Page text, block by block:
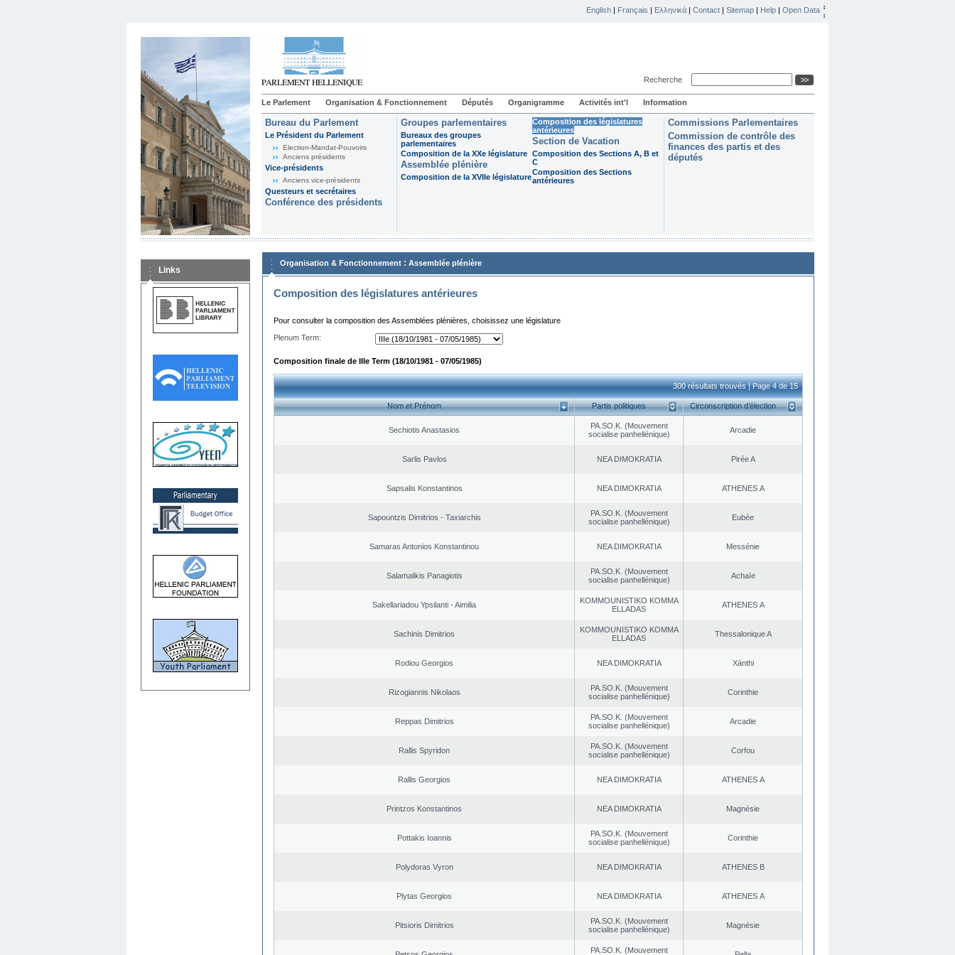
English | Français | Ελληνικά | Contact | Sitemap | Help | Open Data
Recherche
Le Parlement Organisation & Fonctionnement Députés Organigramme Activités int'l Information
Bureau du Parlement
Le Président du Parlement
Election-Mandat-Pouvoirs
Anciens présidents
Vice-présidents
Anciens vice-présidents
Questeurs et secrétaires
Conférence des présidents
Groupes parlementaires
Bureaux des groupes
parlementaires
Composition de la XXe législature
Assemblée plénière
Composition de la XVIIe législature
Composition des législatures
antérieures
Section de Vacation
Composition des Sections A, B et
C
Composition des Sections
antérieures
Commissions Parlementaires
Commission de contrôle des
finances des partis et des
députés
Links
Organisation & Fonctionnement : Assemblée plénière
Composition des législatures antérieures
Pour consulter la composition des Assemblées plénières, choisissez une législature
Plenum Term:
Composition finale de IIIe Term (18/10/1981 - 07/05/1985)
300 résultats trouvés | Page 4 de 15
Nom et Prénom Partis politiques Circonscription d’élection
Sechiotis Anastasios
PA.SO.K. (Mouvement
socialise panhellénique)
Arcadie
Sarlis Pavlos NEA DΙMOKRATIA Pirée A
Sapsalis Konstantinos NEA DΙMOKRATIA ATHENES Α
Sapountzis Dimitrios - Taxiarchis
PA.SO.K. (Mouvement
socialise panhellénique)
Eubée
Samaras Antonios Konstantinou NEA DΙMOKRATIA Messénie
Salamalikis Panagiotis
PA.SO.K. (Mouvement
socialise panhellénique)
Achaïe
Sakellariadou Ypsilanti - Aimilia
KOMMOUNISTIKO KOMMA
ELLADAS
ATHENES Α
Sachinis Dimitrios
KOMMOUNISTIKO KOMMA
ELLADAS
Thessalonique A
Rodiou Georgios NEA DΙMOKRATIA Xánthi
Rizogiannis Nikolaos
PA.SO.K. (Mouvement
socialise panhellénique)
Corinthie
Reppas Dimitrios
PA.SO.K. (Mouvement
socialise panhellénique)
Arcadie
Rallis Spyridon
PA.SO.K. (Mouvement
socialise panhellénique)
Corfou
Rallis Georgios NEA DΙMOKRATIA ATHENES Α
Printzos Konstantinos NEA DΙMOKRATIA Magnésie
Pottakis Ioannis
PA.SO.K. (Mouvement
socialise panhellénique)
Corinthie
Polydoras Vyron NEA DΙMOKRATIA ATHENES Β
Plytas Georgios NEA DΙMOKRATIA ATHENES Α
Pitsioris Dimitrios
PA.SO.K. (Mouvement
socialise panhellénique)
Magnésie
PA.SO.K. (Mouvement